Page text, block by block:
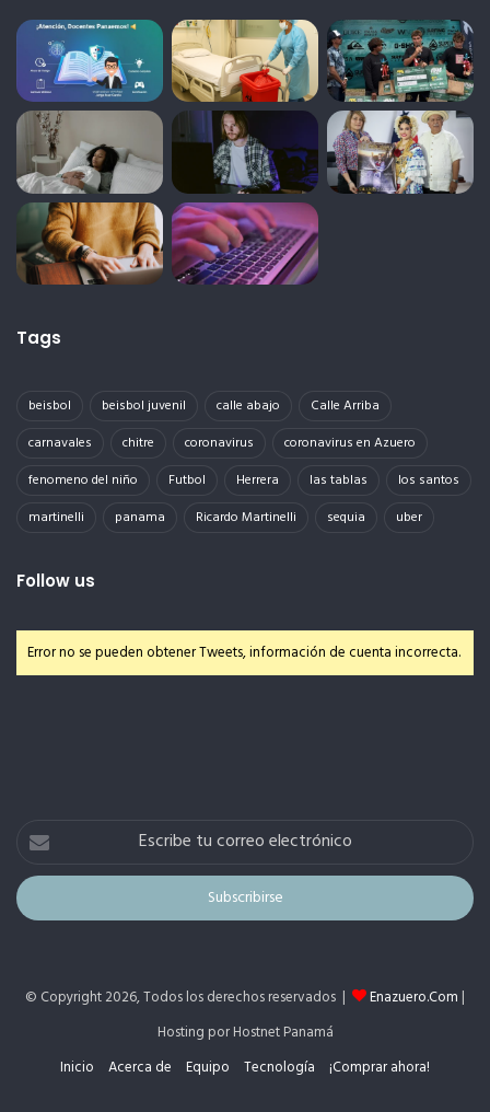
Tags
beisbol beisbol juvenil calle abajo
Calle Arriba
carnavales
chitre coronavirus
coronavirus en Azuero
fenomeno del niño
Futbol Herrera las tablas
los santos
martinelli
panama Ricardo Martinelli sequia uber
Follow us
Error no se pueden obtener Tweets, información de cuenta incorrecta.
Escribe
correo
electrónico
© Copyright 2026, Todos los derechos reservados | Enazuero.Com |
Hosting por Hostnet Panamá
Inicio
Acerca de Equipo Tecnología ¡Comprar ahora!